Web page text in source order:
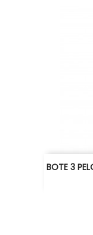
BOTE 3